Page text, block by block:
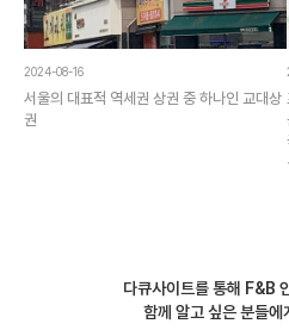
2024-08-16
서울의 대표적 역세권 상권 중 하나인 교대상
권
다큐사이트를 통해 F&B
함께 알고 싶은 분들에